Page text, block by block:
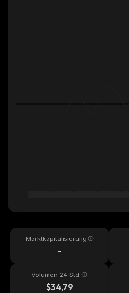
Marktkapitalisierung
-
Volumen 24 Std.
$34,79